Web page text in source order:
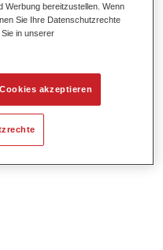
Verarbeitung.
Werbung bereitzustellen. Wenn
Sie Ihre Datenschutzrechte
in unserer
Cookies akzeptieren